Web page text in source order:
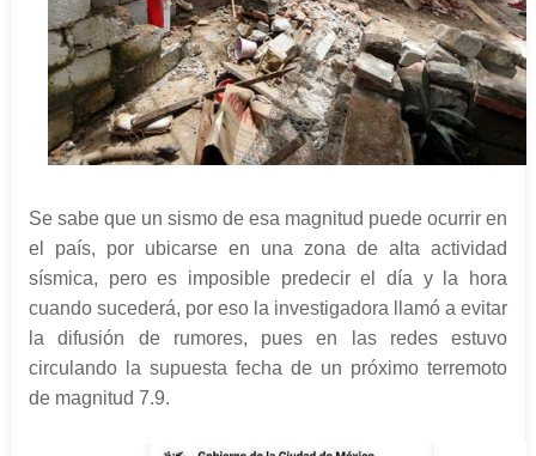
Se sabe que un sismo de esa magnitud puede ocurrir en
el país, por ubicarse en una zona de alta actividad
sísmica, pero es imposible predecir el día y la hora
cuando sucederá, por eso la investigadora llamó a evitar
la difusión de rumores, pues en las redes estuvo
circulando la supuesta fecha de un próximo terremoto
de magnitud 7.9.